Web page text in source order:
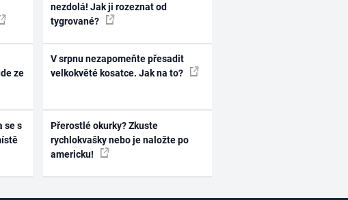
ze
se s
nezdolá! Jak ji rozeznat od
tygrované?
V srpnu nezapomeňte přesadit
velkokvěté kosatce. Jak na to?
Přerostlé okurky? Zkuste
rychlokvašky nebo je naložte po
americku!